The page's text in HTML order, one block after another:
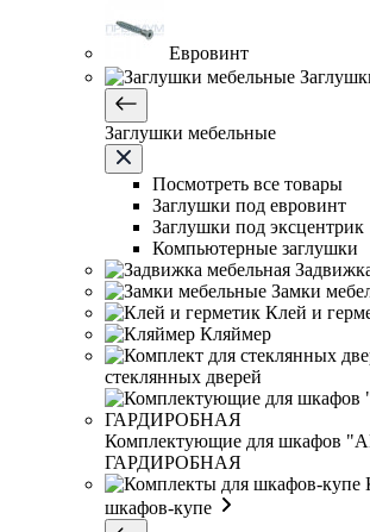
Евровинт
Заглушки мебельные
Посмотреть все товары
Заглушки под евровинт
Заглушки под эксцентрик
Компьютерные заглушки
Замки
Клей и
Кляймер
стеклянных дверей
Комплектующие для шкафов
ГАРДИРОБНАЯ
шкафов-купе